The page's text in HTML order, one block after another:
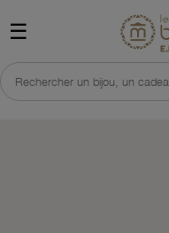
☰
Rechercher un bijou, un